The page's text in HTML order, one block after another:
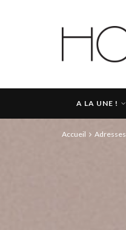
A LA UNE !
Accueil Adresses